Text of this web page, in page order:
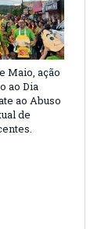
Maio, ação
ao Dia
ao Abuso
de